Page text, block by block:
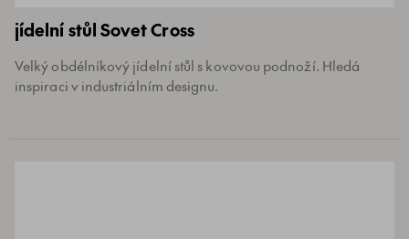
jídelní stůl Sovet Cross
Velký obdélníkový jídelní stůl s kovovou podnoží. Hledá
inspiraci v industriálním designu.